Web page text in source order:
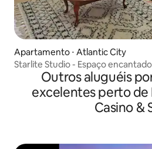
Apartamento ⋅ Atlantic City
Starlite Studio - Espaço
Outros aluguéis
excelentes perto de
Casino &